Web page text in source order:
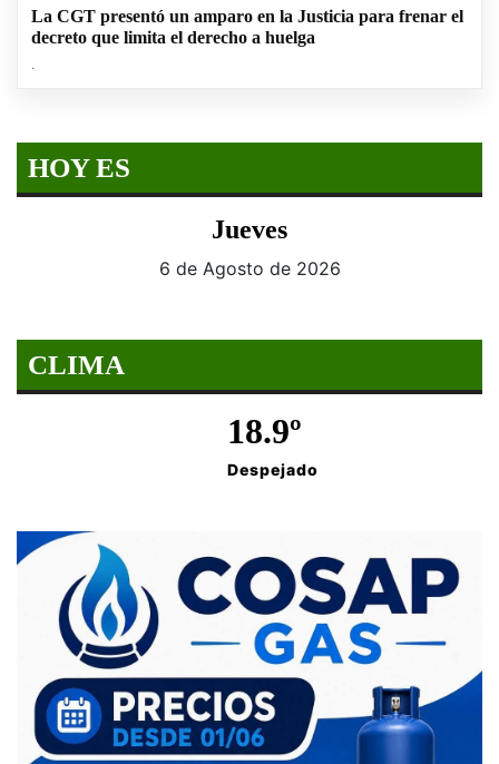
La CGT presentó un amparo en la Justicia para frenar el
decreto que limita el derecho a huelga
.
HOY ES
Jueves
6 de Agosto de 2026
CLIMA
18.9º
Despejado